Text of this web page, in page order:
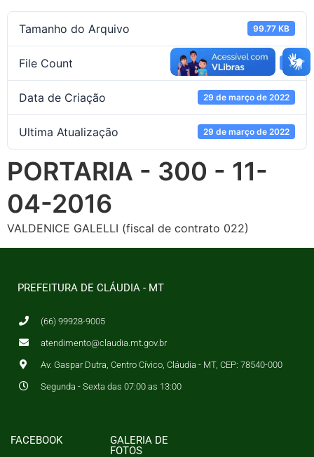
Tamanho do Arquivo 99.77 KB
File Count 1
Data de Criação 29 de março de 2022
Ultima Atualização 29 de março de 2022
PORTARIA - 300 - 11-
04-2016
VALDENICE GALELLI (fiscal de contrato 022)
PREFEITURA DE CLÁUDIA - MT
(66) 99928-9005
atendimento@claudia.mt.gov.br
Av. Gaspar Dutra, Centro Cívico, Cláudia - MT, CEP: 78540-000
Segunda - Sexta das 07:00 as 13:00
FACEBOOK
GALERIA DE
FOTOS